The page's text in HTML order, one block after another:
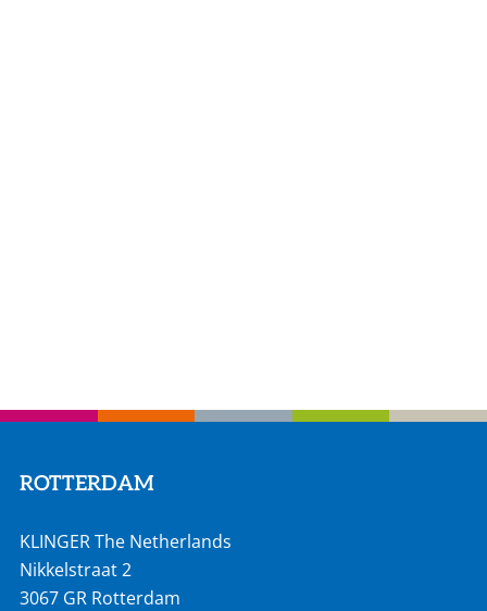
ROTTERDAM
KLINGER The Netherlands
Nikkelstraat 2
3067 GR Rotterdam